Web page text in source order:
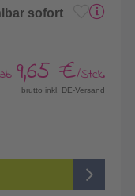
sofort
ab 9,65 €/Stck.
brutto inkl. DE-Versand